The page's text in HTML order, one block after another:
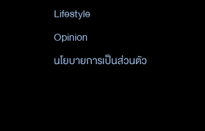
Lifestyle
Opinion
นโยบายการเป็นส่วนตัว